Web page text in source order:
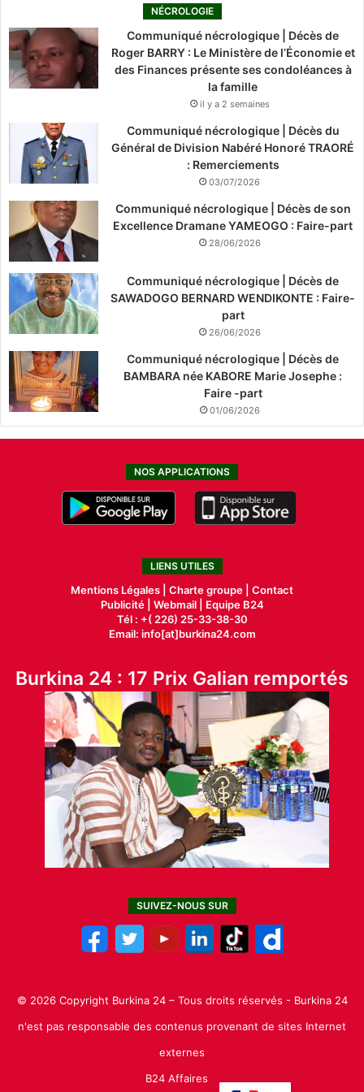
NÉCROLOGIE
Communiqué nécrologique | Décès de
Roger BARRY : Le Ministère de l’Économie et
des Finances présente ses condoléances à
la famille
il y a 2 semaines
Communiqué nécrologique | Décès du
Général de Division Nabéré Honoré TRAORÉ
: Remerciements
03/07/2026
Communiqué nécrologique | Décès de son
Excellence Dramane YAMEOGO : Faire-part
28/06/2026
Communiqué nécrologique | Décès de
SAWADOGO BERNARD WENDIKONTE : Faire-
part
26/06/2026
Communiqué nécrologique | Décès de
BAMBARA née KABORE Marie Josephe :
Faire -part
01/06/2026
NOS APPLICATIONS
LIENS UTILES
Mentions Légales | Charte groupe | Contact
Publicité| Webmail |
Equipe B24
Tél : +( 226) 25-33-38-30
Email: info[at]burkina24.com
Burkina 24 : 17 Prix Galian remportés
SUIVEZ-NOUS SUR
© 2026 Copyright Burkina 24 – Tous droits réservés - Burkina 24
n'est pas responsable des contenus provenant de sites Internet
externes
B24 Affaires